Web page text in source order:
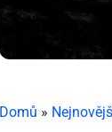
Domů »